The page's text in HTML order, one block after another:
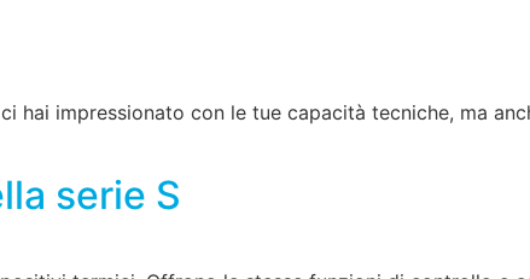
hai impressionato con le tue capacità tecniche, ma
serie S